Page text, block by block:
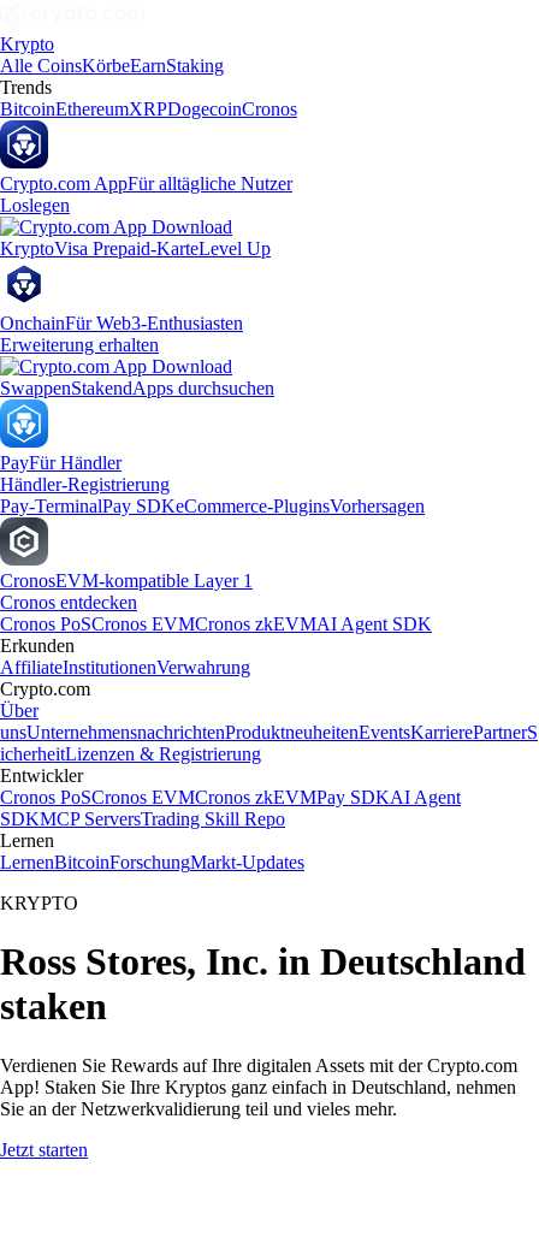
Krypto
Alle CoinsKörbeEarnStaking
Trends
BitcoinEthereumXRPDogecoinCronos
Crypto.com AppFür alltägliche Nutzer
Loslegen
KryptoVisa Prepaid-KarteLevel Up
OnchainFür Web3-Enthusiasten
Erweiterung erhalten
SwappenStakendApps durchsuchen
PayFür Händler
Händler-Registrierung
Pay-TerminalPay SDKeCommerce-PluginsVorhersagen
CronosEVM-kompatible Layer 1
Cronos entdecken
Cronos PoSCronos EVMCronos zkEVMAI Agent SDK
Erkunden
AffiliateInstitutionenVerwahrung
Crypto.com
Über
unsUnternehmensnachrichtenProduktneuheitenEventsKarrierePartnerS
icherheitLizenzen & Registrierung
Entwickler
Cronos PoSCronos EVMCronos zkEVMPay SDKAI Agent
SDKMCP ServersTrading Skill Repo
Lernen
LernenBitcoinForschungMarkt-Updates
KRYPTO
Ross Stores, Inc. in Deutschland
staken
Verdienen Sie Rewards auf Ihre digitalen Assets mit der Crypto.com
App! Staken Sie Ihre Kryptos ganz einfach in Deutschland, nehmen
Sie an der Netzwerkvalidierung teil und vieles mehr.
Jetzt starten